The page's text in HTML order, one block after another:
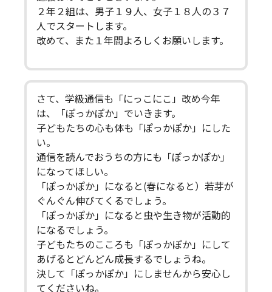
２年２組は、男子１９人、女子１８人の３７
人でスタートします。
改めて、また１年間よろしくお願いします。
さて、学級通信も「にっこにこ」改め今年
は、「ぽっかぽか」でいきます。
子どもたちの心も体も「ぽっかぽか」にした
い。
通信を読んでおうちの方にも「ぽっかぽか」
になってほしい。
「ぽっかぽか」になると(春になると）若芽が
ぐんぐん伸びてくるでしょう。
「ぽっかぽか」になると虫や生き物が活動的
になるでしょう。
子どもたちのこころも「ぽっかぽか」にして
あげるとどんどん成長するでしょうね。
決して「ぽっかぽか」にしませんから安心し
てくださいね。